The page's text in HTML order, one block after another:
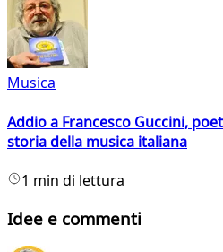
Musica
Addio a Francesco Guccini,
storia della musica italiana
1 min di lettura
Idee e commenti